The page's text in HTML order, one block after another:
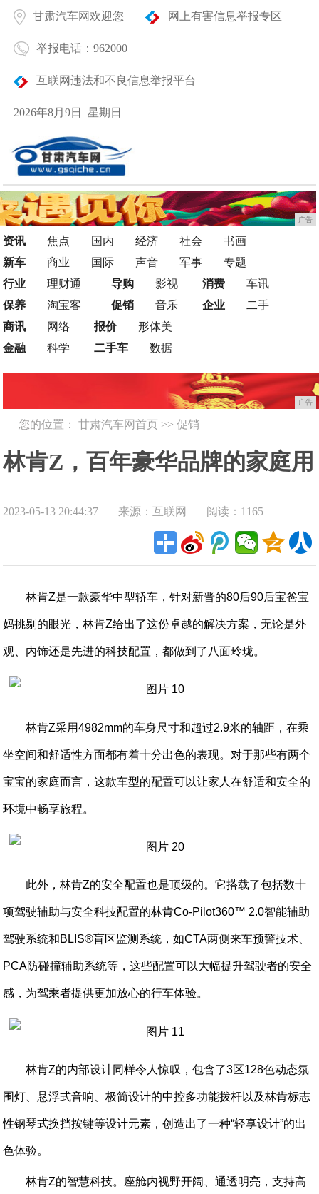
甘肃汽车网欢迎您 网上有害信息举报专区
举报电话：962000
互联网违法和不良信息举报平台
2026年8月9日 星期日
广告
资讯 焦点 国内 经济 社会
书画
新车
商业 国际 声音 军事
专题
行业
理财通
保养
淘宝客
导购
影视
促销
音乐
消费
车讯
企业
二手
商讯
网络
金融
科学
报价
形体美
二手车
数据
广告
您的位置：甘肃汽车网首页 >>促销
林肯Z，百年豪华品牌的家庭用
车解决方案
2023-05-13 20:44:37 来源：互联网 阅读：1165
林肯Z是一款豪华中型轿车，针对新晋的80后90后宝爸宝
妈挑剔的眼光，林肯Z给出了这份卓越的解决方案，无论是外
观、内饰还是先进的科技配置，都做到了八面玲珑。
林肯Z采用4982mm的车身尺寸和超过2.9米的轴距，在乘
坐空间和舒适性方面都有着十分出色的表现。对于那些有两个
宝宝的家庭而言，这款车型的配置可以让家人在舒适和安全的
环境中畅享旅程。
此外，林肯Z的安全配置也是顶级的。它搭载了包括数十
项驾驶辅助与安全科技配置的林肯Co-Pilot360™ 2.0智能辅助
驾驶系统和BLIS®盲区监测系统，如CTA两侧来车预警技术、
PCA防碰撞辅助系统等，这些配置可以大幅提升驾驶者的安全
感，为驾乘者提供更加放心的行车体验。
林肯Z的内部设计同样令人惊叹，包含了3区128色动态氛
围灯、悬浮式音响、极简设计的中控多功能拨杆以及林肯标志
性钢琴式换挡按键等设计元素，创造出了一种“轻享设计”的出
色体验。
林肯Z的智慧科技。座舱内视野开阔、通透明亮，支持高